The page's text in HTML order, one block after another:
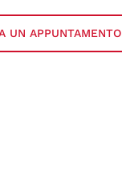
UN APPUNTAMENTO